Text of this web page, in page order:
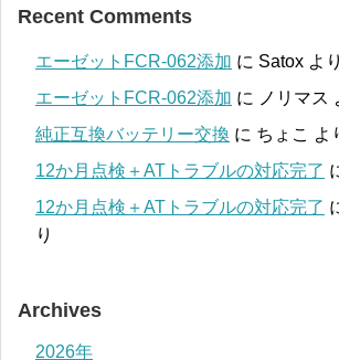
Recent Comments
エーゼットFCR-062添加 に Satox より
エーゼットFCR-062添加 に ノリマス
純正互換バッテリー交換 に ちょこ よ
12か月点検＋ATトラブルの対応完了
12か月点検＋ATトラブルの対応完了
り
Archives
2026年